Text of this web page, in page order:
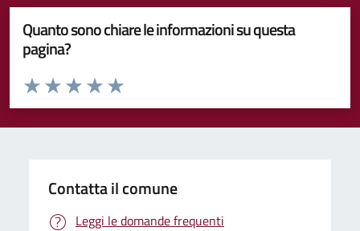
Quanto sono chiare le informazioni su questa
pagina?
Valuta da 1 a 5 stelle la pagina
Valuta 5 stelle su 5
Valuta 4 stelle su 5
Valuta 3 stelle su 5
Valuta 2 stelle su 5
Valuta 1 stelle su 5
Contatta il comune
Leggi le domande frequenti